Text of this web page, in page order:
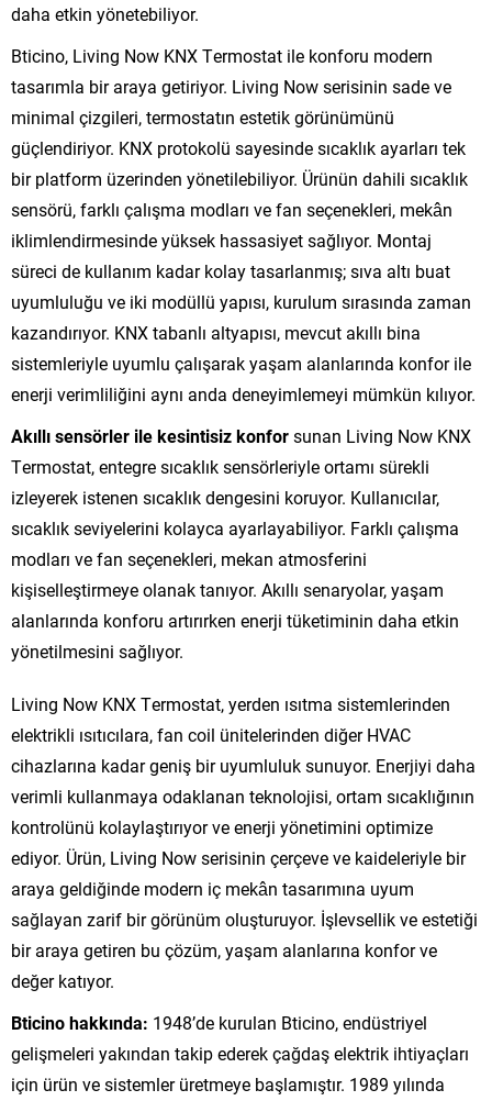
daha etkin yönetebiliyor.
Bticino, Living Now KNX Termostat ile konforu modern
tasarımla bir araya getiriyor. Living Now serisinin sade ve
minimal çizgileri, termostatın estetik görünümünü
güçlendiriyor. KNX protokolü sayesinde sıcaklık ayarları tek
bir platform üzerinden yönetilebiliyor. Ürünün dahili sıcaklık
sensörü, farklı çalışma modları ve fan seçenekleri, mekân
iklimlendirmesinde yüksek hassasiyet sağlıyor. Montaj
süreci de kullanım kadar kolay tasarlanmış; sıva altı buat
uyumluluğu ve iki modüllü yapısı, kurulum sırasında zaman
kazandırıyor. KNX tabanlı altyapısı, mevcut akıllı bina
sistemleriyle uyumlu çalışarak yaşam alanlarında konfor ile
enerji verimliliğini aynı anda deneyimlemeyi mümkün kılıyor.
Akıllı sensörler ile kesintisiz konforsunan Living Now KNX
Termostat, entegre sıcaklık sensörleriyle ortamı sürekli
izleyerek istenen sıcaklık dengesini koruyor. Kullanıcılar,
sıcaklık seviyelerini kolayca ayarlayabiliyor. Farklı çalışma
modları ve fan seçenekleri, mekan atmosferini
kişiselleştirmeye olanak tanıyor. Akıllı senaryolar, yaşam
alanlarında konforu artırırken enerji tüketiminin daha etkin
yönetilmesini sağlıyor.
Living Now KNX Termostat, yerden ısıtma sistemlerinden
elektrikli ısıtıcılara, fan coil ünitelerinden diğer HVAC
cihazlarına kadar geniş bir uyumluluk sunuyor. Enerjiyi daha
verimli kullanmaya odaklanan teknolojisi, ortam sıcaklığının
kontrolünü kolaylaştırıyor ve enerji yönetimini optimize
ediyor. Ürün, Living Now serisinin çerçeve ve kaideleriyle bir
araya geldiğinde modern iç mekân tasarımına uyum
sağlayan zarif bir görünüm oluşturuyor. İşlevsellik ve estetiği
bir araya getiren bu çözüm, yaşam alanlarına konfor ve
değer katıyor.
Bticino hakkında: 1948’de kurulan Bticino, endüstriyel
gelişmeleri yakından takip ederek çağdaş elektrik ihtiyaçları
için ürün ve sistemler üretmeye başlamıştır. 1989 yılında